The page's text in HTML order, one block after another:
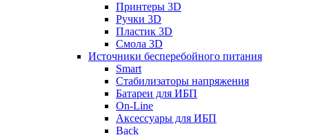
Принтеры 3D
Ручки 3D
Пластик 3D
Смола 3D
Источники бесперебойного питания
Smart
Стабилизаторы напряжения
Батареи для ИБП
On-Line
Аксессуары для ИБП
Back